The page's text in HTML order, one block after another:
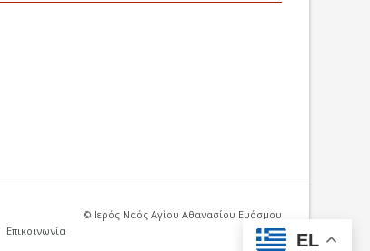
© Ιερός Ναός Αγίου Αθανασίου Ευόσμου
Επικοινωνία
EL